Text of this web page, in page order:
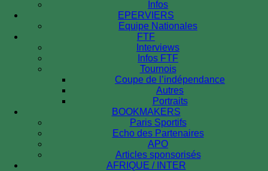
Infos
EPERVIERS
Equipe Nationales
FTF
Interviews
Infos FTF
Tournois
Coupe de l’indépendance
Autres
Portraits
BOOKMAKERS
Paris Sportifs
Echo des Partenaires
APO
Articles sponsorisés
AFRIQUE / INTER